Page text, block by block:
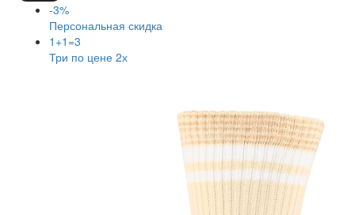
-3%
Персональная скидка
1+1=3
Три по цене 2х